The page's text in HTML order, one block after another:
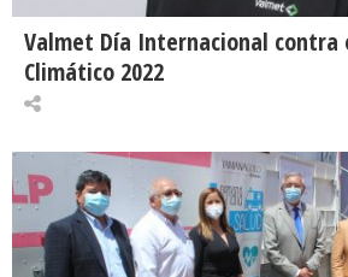
Valmet Día Internacional contra
Climático 2022